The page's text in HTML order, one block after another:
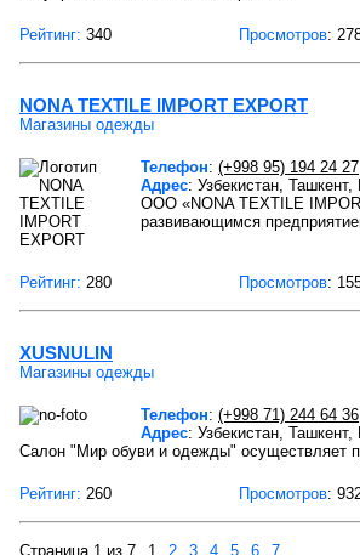
Рейтинг: 340 Просмотров:
NONA TEXTILE IMPORT EXPORT
Магазины одежды
Телефон: (+998 95) 194 24 27
Адрес: Узбекистан,
ООО «NONA TEXTILE
развивающимся
Рейтинг: 280 Просмотров:
XUSNULIN
Магазины одежды
Телефон: (+998 71) 244 64 36
Адрес: Узбекистан,
Салон "Мир обуви и одежды" осуществляет
Рейтинг: 260 Просмотров:
Страница 1 из 7 1 2 3 4 5 6 7